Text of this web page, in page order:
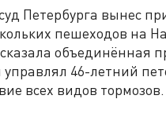
Петербурга вынес
пешеходов на
объединённая
46-летний
всех видов